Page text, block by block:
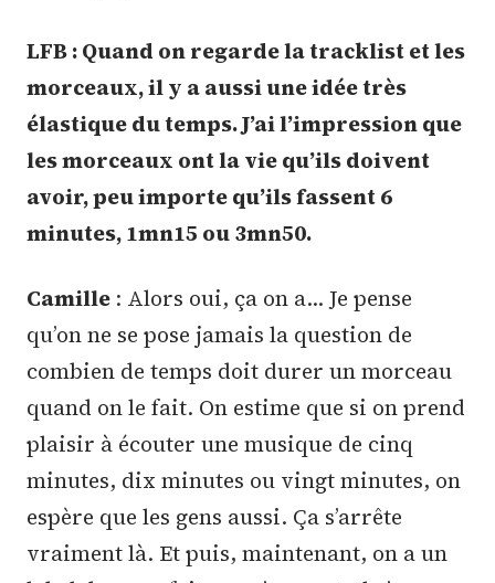
LFB : Quand on regarde la tracklist et les
morceaux, il y a aussi une idée très
élastique du temps. J’ai l’impression que
les morceaux ont la vie qu’ils doivent
avoir, peu importe qu’ils fassent 6
minutes, 1mn15 ou 3mn50.
Camille : Alors oui, ça on a… Je pense
qu’on ne se pose jamais la question de
combien de temps doit durer un morceau
quand on le fait. On estime que si on prend
plaisir à écouter une musique de cinq
minutes, dix minutes ou vingt minutes, on
espère que les gens aussi. Ça s’arrête
vraiment là. Et puis, maintenant, on a un